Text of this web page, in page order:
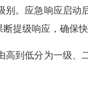
。应急响应启动
提级响应，确保快
到低分为一级、